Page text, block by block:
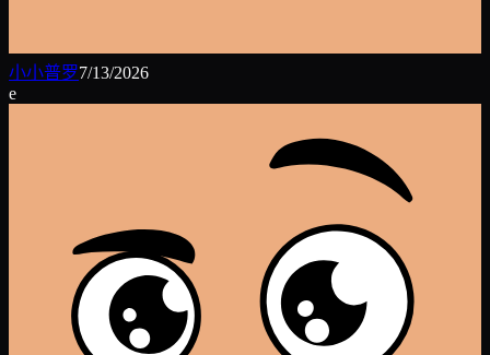
小小普罗7/13/2026
e